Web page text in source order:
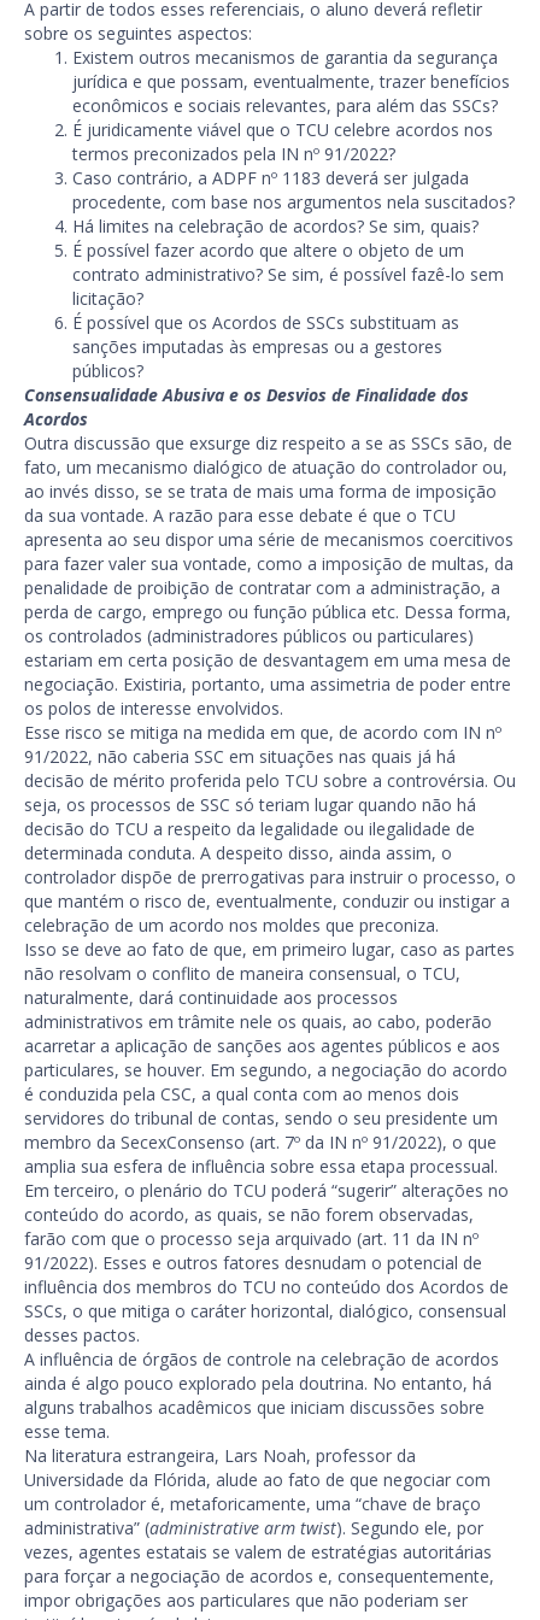
A partir de todos esses referenciais, o aluno deverá refletir
sobre os seguintes aspectos:
Existem outros mecanismos de garantia da segurança
jurídica e que possam, eventualmente, trazer benefícios
econômicos e sociais relevantes, para além das SSCs?
É juridicamente viável que o TCU celebre acordos nos
termos preconizados pela IN nº 91/2022?
Caso contrário, a ADPF nº 1183 deverá ser julgada
procedente, com base nos argumentos nela suscitados?
Há limites na celebração de acordos? Se sim, quais?
É possível fazer acordo que altere o objeto de um
contrato administrativo? Se sim, é possível fazê-lo sem
licitação?
É possível que os Acordos de SSCs substituam as
sanções imputadas às empresas ou a gestores
públicos?
Consensualidade Abusiva e os Desvios de Finalidade dos
Acordos
Outra discussão que exsurge diz respeito a se as SSCs são, de
fato, um mecanismo dialógico de atuação do controlador ou,
ao invés disso, se se trata de mais uma forma de imposição
da sua vontade. A razão para esse debate é que o TCU
apresenta ao seu dispor uma série de mecanismos coercitivos
para fazer valer sua vontade, como a imposição de multas, da
penalidade de proibição de contratar com a administração, a
perda de cargo, emprego ou função pública etc. Dessa forma,
os controlados (administradores públicos ou particulares)
estariam em certa posição de desvantagem em uma mesa de
negociação. Existiria, portanto, uma assimetria de poder entre
os polos de interesse envolvidos.
Esse risco se mitiga na medida em que, de acordo com IN nº
91/2022, não caberia SSC em situações nas quais já há
decisão de mérito proferida pelo TCU sobre a controvérsia. Ou
seja, os processos de SSC só teriam lugar quando não há
decisão do TCU a respeito da legalidade ou ilegalidade de
determinada conduta. A despeito disso, ainda assim, o
controlador dispõe de prerrogativas para instruir o processo, o
que mantém o risco de, eventualmente, conduzir ou instigar a
celebração de um acordo nos moldes que preconiza.
Isso se deve ao fato de que, em primeiro lugar, caso as partes
não resolvam o conflito de maneira consensual, o TCU,
naturalmente, dará continuidade aos processos
administrativos em trâmite nele os quais, ao cabo, poderão
acarretar a aplicação de sanções aos agentes públicos e aos
particulares, se houver. Em segundo, a negociação do acordo
é conduzida pela CSC, a qual conta com ao menos dois
servidores do tribunal de contas, sendo o seu presidente um
membro da SecexConsenso (art. 7º da IN nº 91/2022), o que
amplia sua esfera de influência sobre essa etapa processual.
Em terceiro, o plenário do TCU poderá “sugerir” alterações no
conteúdo do acordo, as quais, se não forem observadas,
farão com que o processo seja arquivado (art. 11 da IN nº
91/2022). Esses e outros fatores desnudam o potencial de
influência dos membros do TCU no conteúdo dos Acordos de
SSCs, o que mitiga o caráter horizontal, dialógico, consensual
desses pactos.
A influência de órgãos de controle na celebração de acordos
ainda é algo pouco explorado pela doutrina. No entanto, há
alguns trabalhos acadêmicos que iniciam discussões sobre
esse tema.
Na literatura estrangeira, Lars Noah, professor da
Universidade da Flórida, alude ao fato de que negociar com
um controlador é, metaforicamente, uma “chave de braço
administrativa” (administrative arm twist). Segundo ele, por
vezes, agentes estatais se valem de estratégias autoritárias
para forçar a negociação de acordos e, consequentemente,
impor obrigações aos particulares que não poderiam ser